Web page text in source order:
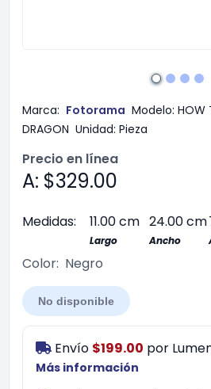
Marca: Fotorama Modelo: HOW
DRAGON Unidad: Pieza
Precio en línea
A: $329.00
Medidas: 11.00 cm 24.00 cm
Largo Ancho
Color: Negro
No disponible
Envío $199.00 por
Más información